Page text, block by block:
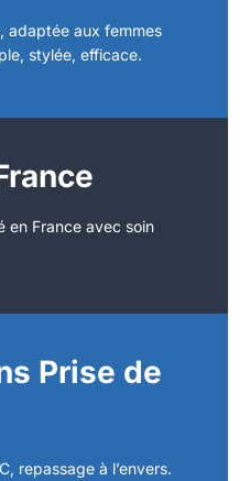
adaptée aux femmes
stylée, efficace.
en France avec soin
Prise de
repassage à l’envers.